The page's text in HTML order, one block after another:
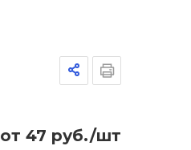
от 47 руб./шт